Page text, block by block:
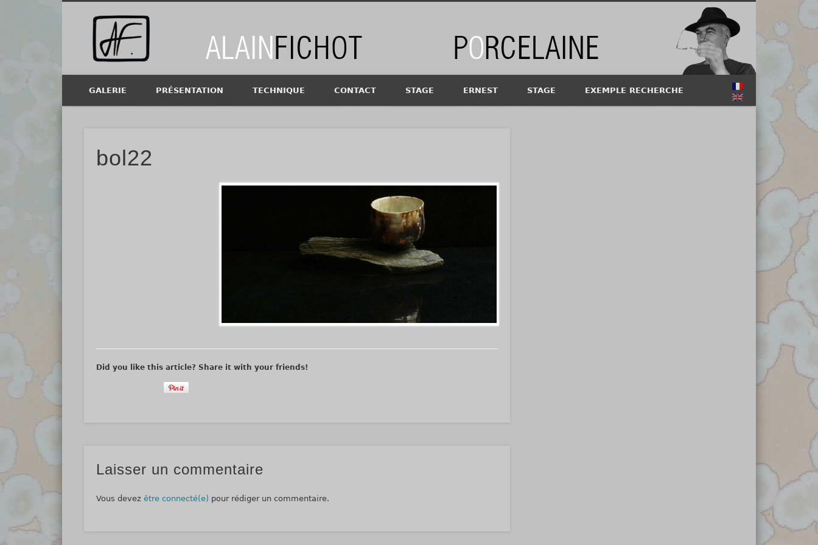
Alain Fichot
GALERIE PRÉSENTATION TECHNIQUE CONTACT STAGE ERNEST STAGE EXEMPLE RECHERCHE
bol22
Did you like this article? Share it with your friends!
Laisser un commentaire
Vous devezêtre connecté(e) pour rédiger un commentaire.